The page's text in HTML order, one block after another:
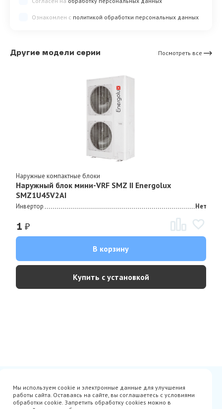
Ознакомлен с политикой обработки персональных данных
Другие модели серии Посмотреть все
Наружные компактные блоки
Наружный блок мини-VRF SMZ II Energolux
SMZ1U45V2AI
Инвертор Нет
1 ₽
В корзину
Купить с установкой
Avito
Акции
Гарантия
Производители
Мы используем cookie и электронные данные для улучшения
работы сайта. Оставаясь на сайте, вы соглашаетесь с условиями
обработки cookie. Запретить обработку cookies можно в